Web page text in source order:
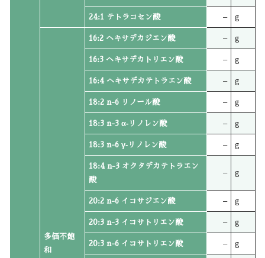
24:1 テトラコセン酸 – g
多価不飽
和
16:2 ヘキサデカジエン酸 – g
16:3 ヘキサデカトリエン酸 – g
16:4 ヘキサデカテトラエン酸 – g
18:2 n-6 リノール酸 – g
18:3 n-3 α‐リノレン酸 – g
18:3 n-6 γ‐リノレン酸 – g
18:4 n-3 オクタデカテトラエン
酸
– g
20:2 n-6 イコサジエン酸 – g
20:3 n-3 イコサトリエン酸 – g
20:3 n-6 イコサトリエン酸 – g